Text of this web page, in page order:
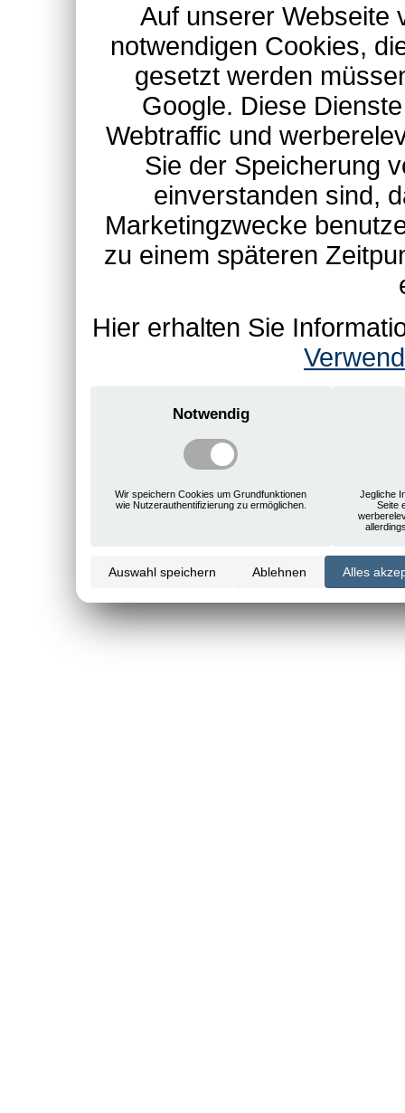
Auf unserer Webseite
notwendigen Cookies,
gesetzt werden
Google. Diese
Webtraffic und
Sie der Speicherung
einverstanden sind,
Marketingzwecke
zu einem späteren
Hier erhalten Sie
Notwendig
Wir speichern Cookies um Grundfunktionen
wie Nutzerauthentifizierung zu ermöglichen.
Jegliche
Seite
Auswahl speichern Ablehnen Alles